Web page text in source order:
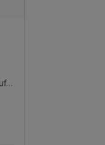
7 x reichhaltiges Muntermacher-Frühstück (Buffet)